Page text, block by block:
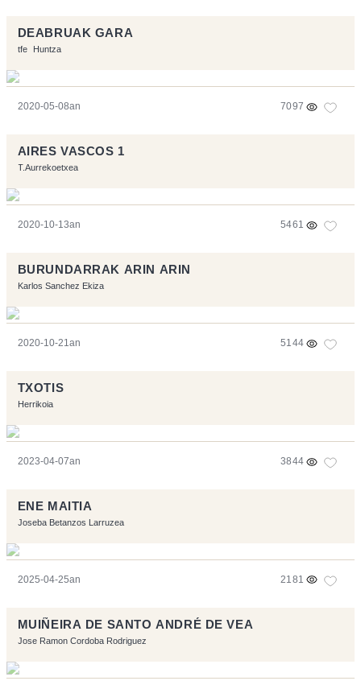
DEABRUAK GARA
tfe Huntza
2020-05-08an 7097
AIRES VASCOS 1
T.Aurrekoetxea
2020-10-13an 5461
BURUNDARRAK ARIN ARIN
Karlos Sanchez Ekiza
2020-10-21an 5144
TXOTIS
Herrikoia
2023-04-07an 3844
ENE MAITIA
Joseba Betanzos Larruzea
2025-04-25an 2181
MUIÑEIRA DE SANTO ANDRÉ DE VEA
Jose Ramon Cordoba Rodriguez